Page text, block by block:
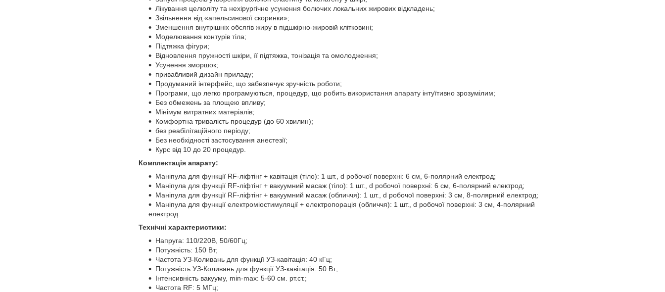
Лікування целюліту та нехірургічне усунення болючих локальних жирових відкладень;
Звільнення від «апельсинової скоринки»;
Зменшення внутрішніх обсягів жиру в підшкірно-жировій клітковині;
Моделювання контурів тіла;
Підтяжка фігури;
Відновлення пружності шкіри, її підтяжка, тонізація та омолодження;
Усунення зморшок;
привабливий дизайн приладу;
Продуманий інтерфейс, що забезпечує зручність роботи;
Програми, що легко програмуються, процедур, що робить використання апарату інтуїтивно зрозумілим;
Без обмежень за площею впливу;
Мінімум витратних матеріалів;
Комфортна тривалість процедур (до 60 хвилин);
без реабілітаційного періоду;
Без необхідності застосування анестезії;
Курс від 10 до 20 процедур.
Комплектація апарату:
Маніпула для функції RF-ліфтінг + кавітація (тіло): 1 шт., d робочої поверхні: 6 см, 6-полярний електрод;
Маніпула для функції RF-ліфтінг + вакуумний масаж (тіло): 1 шт., d робочої поверхні: 6 см, 6-полярний електрод;
Маніпула для функції RF-ліфтінг + вакуумний масаж (обличчя): 1 шт., d робочої поверхні: 3 см, 8-полярний електрод;
Маніпула для функції електроміостимуляції + електропорація (обличчя): 1 шт., d робочої поверхні: 3 см, 4-полярний
електрод.
Технічні характеристики:
Напруга: 110/220В, 50/60Гц;
Потужність: 150 Вт;
Частота УЗ-Коливань для функції УЗ-кавітація: 40 кГц;
Потужність УЗ-Коливань для функції УЗ-кавітація: 50 Вт;
Інтенсивність вакууму, min-max: 5-60 см. рт.ст.;
Частота RF: 5 МГц;